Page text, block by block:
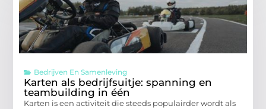
Bedrijven En Samenleving
Karten als bedrijfsuitje: spanning en
teambuilding in één
Karten is een activiteit die steeds populairder wordt als